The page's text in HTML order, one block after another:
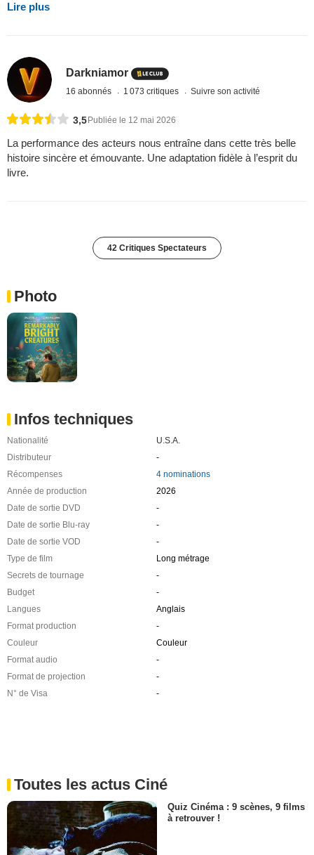
Lire plus
Darkniamor
16 abonnés 1 073 critiques Suivre son activité
3,5Publiée le 12 mai 2026
La performance des acteurs nous entraîne dans cette très belle
histoire sincère et émouvante. Une adaptation fidèle à l’esprit du
livre.
42 Critiques Spectateurs
Photo
Infos techniques
Nationalité
U.S.A.
Distributeur
-
Récompenses
4 nominations
Année de production
2026
Date de sortie DVD
-
Date de sortie Blu-ray
-
Date de sortie VOD
-
Type de film
Long métrage
Secrets de tournage
-
Budget
-
Langues
Anglais
Format production
-
Couleur
Couleur
Format audio
-
Format de projection
-
N° de Visa
-
Toutes les actus Ciné
Quiz Cinéma : 9 scènes, 9 films
à retrouver !